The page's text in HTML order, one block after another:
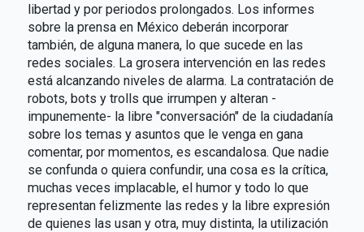
libertad y por periodos prolongados. Los informes
sobre la prensa en México deberán incorporar
también, de alguna manera, lo que sucede en las
redes sociales. La grosera intervención en las redes
está alcanzando niveles de alarma. La contratación de
robots, bots y trolls que irrumpen y alteran -
impunemente- la libre "conversación" de la ciudadanía
sobre los temas y asuntos que le venga en gana
comentar, por momentos, es escandalosa. Que nadie
se confunda o quiera confundir, una cosa es la crítica,
muchas veces implacable, el humor y todo lo que
representan felizmente las redes y la libre expresión
de quienes las usan y otra, muy distinta, la utilización